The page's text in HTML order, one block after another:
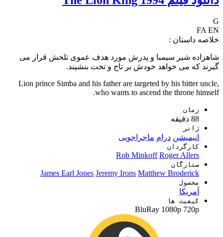
G
FA EN
خلاصه داستان :
شاهزاده شیر سیمبا و پدرش مورد هدف عموی تلخش قرار می
گیرند که می خواهد خودش بر تاج و تخت بنشیند.
Lion prince Simba and his father are targeted by his bitter uncle,
who wants to ascend the throne himself.
زمان
88 دقیقه
ژانر
انیمیشن درام ماجراجویی
کارگردان
Rob Minkoff Roger Allers
ستارگان
James Earl Jones Jeremy Irons Matthew Broderick
محصول
آمریکا
کیفیت ها
BluRay 1080p 720p